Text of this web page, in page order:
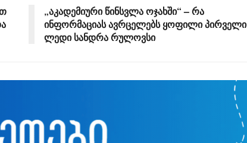
„აკადემიური წინსვლა ოჯახში“ – რა
ინფორმაციას ავრცელებს ყოფილი პირველი
ლედი სანდრა რულოვსი